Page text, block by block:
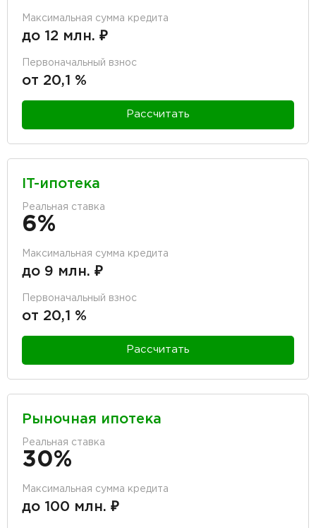
Максимальная сумма кредита
до 12 млн. ₽
Первоначальный взнос
от 20,1 %
Рассчитать
IT-ипотека
Реальная ставка
6%
Максимальная сумма кредита
до 9 млн. ₽
Первоначальный взнос
от 20,1 %
Рассчитать
Рыночная ипотека
Реальная ставка
30%
Максимальная сумма кредита
до 100 млн. ₽